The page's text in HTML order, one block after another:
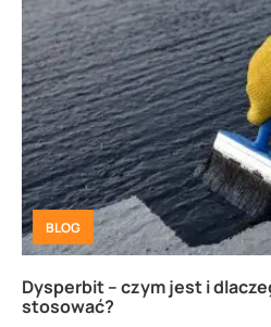
BLOG
Dysperbit – czym jest i
stosować?